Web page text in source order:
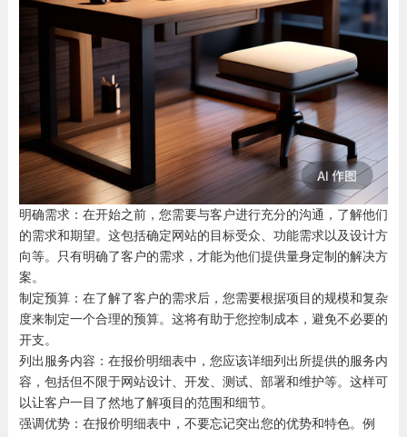
明确需求：在开始之前，您需要与客户进行充分的沟通，了解他们
的需求和期望。这包括确定网站的目标受众、功能需求以及设计方
向等。只有明确了客户的需求，才能为他们提供量身定制的解决方
案。
制定预算：在了解了客户的需求后，您需要根据项目的规模和复杂
度来制定一个合理的预算。这将有助于您控制成本，避免不必要的
开支。
列出服务内容：在报价明细表中，您应该详细列出所提供的服务内
容，包括但不限于网站设计、开发、测试、部署和维护等。这样可
以让客户一目了然地了解项目的范围和细节。
强调优势：在报价明细表中，不要忘记突出您的优势和特色。例